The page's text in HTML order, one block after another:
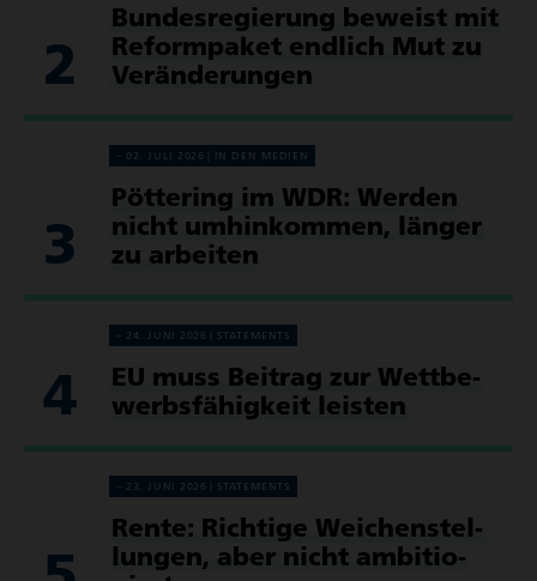
2
Bundes­re­gie­rung beweist mit
Reform­paket endlich Mut zu
Verän­de­rungen
3
02. JULI 2026 IN DEN MEDIEN
Pöttering im WDR: Werden
nicht umhin­kommen, länger
zu arbeiten
4
24. JUNI 2026 STATE­MENTS
EU muss Beitrag zur Wett­be­
werbs­fä­hig­keit leisten
23. JUNI 2026 STATE­MENTS
Rente: Richtige Weichen­stel­
lungen, aber nicht ambi­tio­